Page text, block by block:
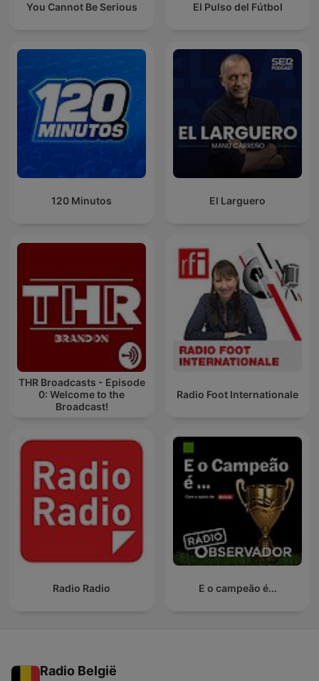
You Cannot Be Serious El Pulso del Fútbol
120 Minutos El Larguero
THR Broadcasts - Episode
0: Welcome to the
Broadcast!
Radio Foot Internationale
Radio Radio E o campeão é...
Radio België